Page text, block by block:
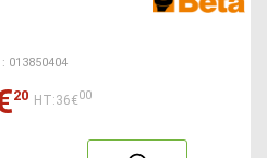
013850404
20 HT:36€00